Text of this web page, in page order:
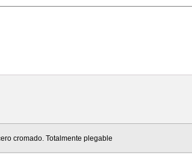
cromado. Totalmente plegable